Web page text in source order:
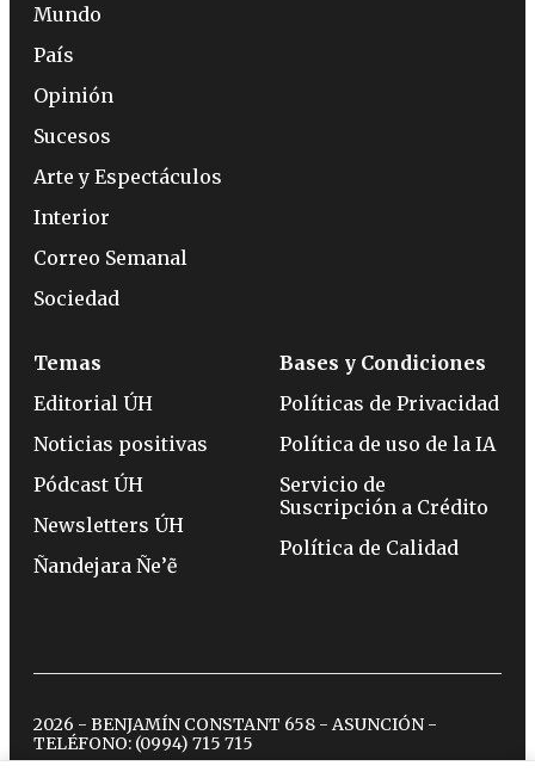
Mundo
País
Opinión
Sucesos
Arte y Espectáculos
Interior
Correo Semanal
Sociedad
Temas
Editorial ÚH
Noticias positivas
Pódcast ÚH
Newsletters ÚH
Ñandejara Ñe’ẽ
Bases y Condiciones
Políticas de Privacidad
Política de uso de la IA
Servicio de
Suscripción a Crédito
Política de Calidad
2026 - BENJAMÍN CONSTANT 658 - ASUNCIÓN -
TELÉFONO: (0994) 715 715